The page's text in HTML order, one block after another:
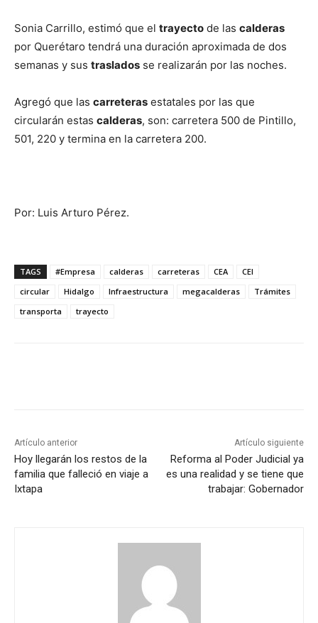
Sonia Carrillo, estimó que el trayecto de las calderas
por Querétaro tendrá una duración aproximada de dos
semanas y sus traslados se realizarán por las noches.
Agregó que las carreteras estatales por las que
circularán estas calderas, son: carretera 500 de Pintillo,
501, 220 y termina en la carretera 200.
Por: Luis Arturo Pérez.
TAGS #Empresa calderas carreteras CEA
CEI
circular
Hidalgo Infraestructura megacalderas
Trámites
transporta
trayecto
Artículo anterior
Hoy llegarán los restos de la
familia que falleció en viaje a
Ixtapa
Artículo siguiente
Reforma al Poder Judicial ya
es una realidad y se tiene que
trabajar: Gobernador